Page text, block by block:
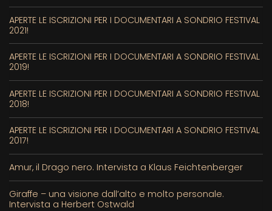
APERTE LE ISCRIZIONI PER I DOCUMENTARI A SONDRIO FESTIVAL
2021!
APERTE LE ISCRIZIONI PER I DOCUMENTARI A SONDRIO FESTIVAL
2019!
APERTE LE ISCRIZIONI PER I DOCUMENTARI A SONDRIO FESTIVAL
2018!
APERTE LE ISCRIZIONI PER I DOCUMENTARI A SONDRIO FESTIVAL
2017!
Amur, il Drago nero. Intervista a Klaus Feichtenberger
Giraffe – una visione dall’alto e molto personale.
Intervista a Herbert Ostwald